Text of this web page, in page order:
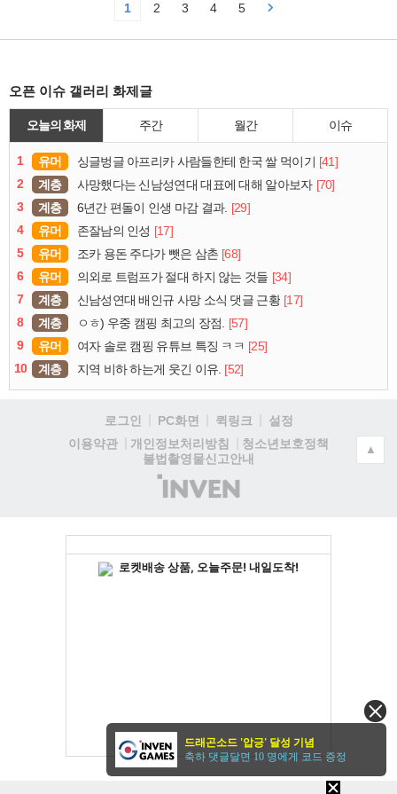
1 2 3 4 5
오픈 이슈 갤러리 화제글
오늘의 화제 주간 월간 이슈
1 유머 싱글벙글 아프리카 사람들한테 한국 쌀 먹이기 [41]
2
계층 사망했다는 신남성연대 대표에 대해 알아보자 [70]
3
계층 6년간 편돌이 인생 마감 결과. [29]
4
유머 존잘남의 인성 [17]
5
유머 조카 용돈 주다가 뺏은 삼촌 [68]
6
유머 의외로 트럼프가 절대 하지 않는 것들 [34]
7
계층 신남성연대 배인규 사망 소식 댓글 근황 [17]
8
계층 ㅇㅎ) 우중 캠핑 최고의 장점. [57]
9
유머 여자 솔로 캠핑 유튜브 특징 ㅋㅋ [25]
10
계층 지역 비하 하는게 웃긴 이유. [52]
로그인 PC화면 퀵링크
설정
이용약관
개인정보처리방침
청소년보호정책
불법촬영물신고안내
(주)
인
▲
드래곤소드 '압긍' 달성 기념
축하 댓글달면 10 명에게 코드 증정